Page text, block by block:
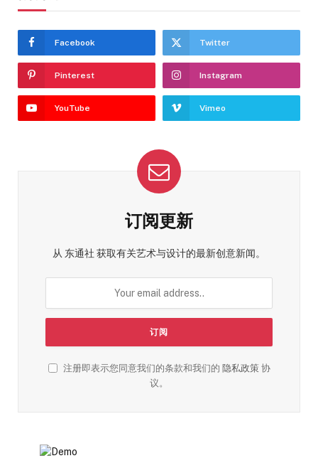
Facebook Twitter
Pinterest Instagram
YouTube Vimeo
订阅更新
从 东通社 获取有关艺术与设计的最新创意新闻。
注册即表示您同意我们的条款和我们的 隐私政策协
议。